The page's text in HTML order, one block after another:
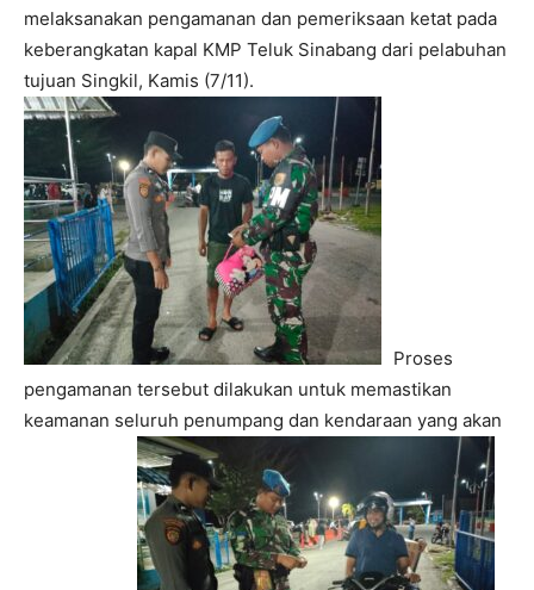
melaksanakan pengamanan dan pemeriksaan ketat pada
keberangkatan kapal KMP Teluk Sinabang dari pelabuhan
tujuan Singkil, Kamis (7/11).
Proses
pengamanan tersebut dilakukan untuk memastikan
keamanan seluruh penumpang dan kendaraan yang akan